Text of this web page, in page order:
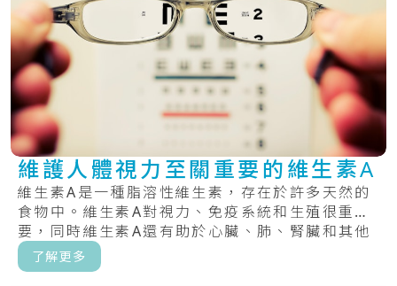
維護人體視力至關重要的維生素A
維生素A是一種脂溶性維生素，存在於許多天然的
食物中。維生素A對視力、免疫系統和生殖很重
要，同時維生素A還有助於心臟、肺、腎臟和其他
器官正.....
了解更多